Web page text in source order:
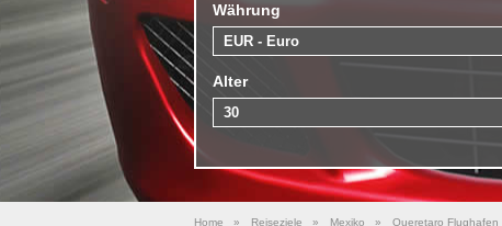
Währung
Alter
Home » Reiseziele » Mexiko » Queretaro Flughafen